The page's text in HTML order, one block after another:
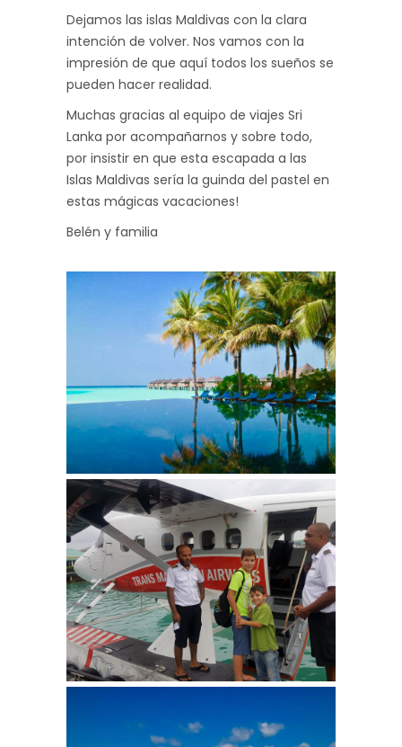
Dejamos las islas Maldivas con la clara
intención de volver. Nos vamos con la
impresión de que aquí todos los sueños se
pueden hacer realidad.
Muchas gracias al equipo de viajes Sri
Lanka por acompañarnos y sobre todo,
por insistir en que esta escapada a las
Islas Maldivas sería la guinda del pastel en
estas mágicas vacaciones!
Belén y familia